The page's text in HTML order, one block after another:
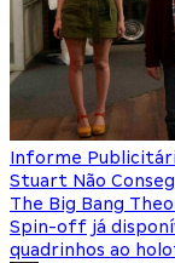
Informe
Stuart Não
The Big Bang
Spin-off já
quadrinhos ao